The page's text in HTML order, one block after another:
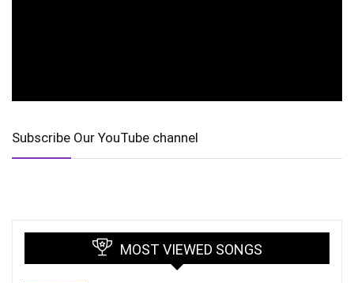
Subscribe Our YouTube channel
MOST VIEWED SONGS